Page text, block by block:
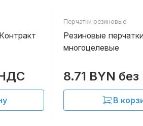
Перчатки резиновые
Резиновые перчатки
многоцелевые
8.71 BYN
В